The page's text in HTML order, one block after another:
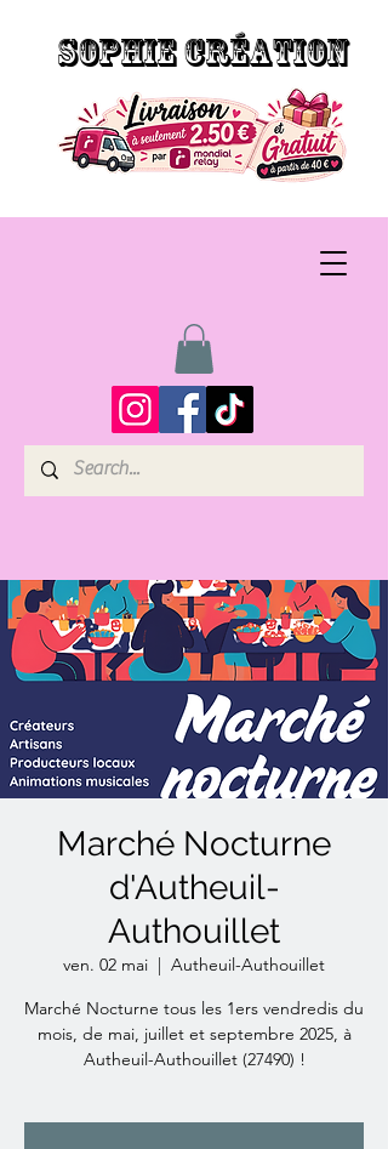
SOPHIE CRÉATION
Marché Nocturne
d'Autheuil-
Authouillet
ven. 02 mai
  |
Autheuil-Authouillet
Marché Nocturne tous les 1ers vendredis du
mois, de mai, juillet et septembre 2025, à
Autheuil-Authouillet (27490) !